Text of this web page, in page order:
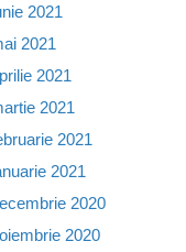
2021
2021
2021
2021
2021
2021
2020
2020